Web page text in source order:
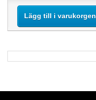
Lägg till i varukorgen